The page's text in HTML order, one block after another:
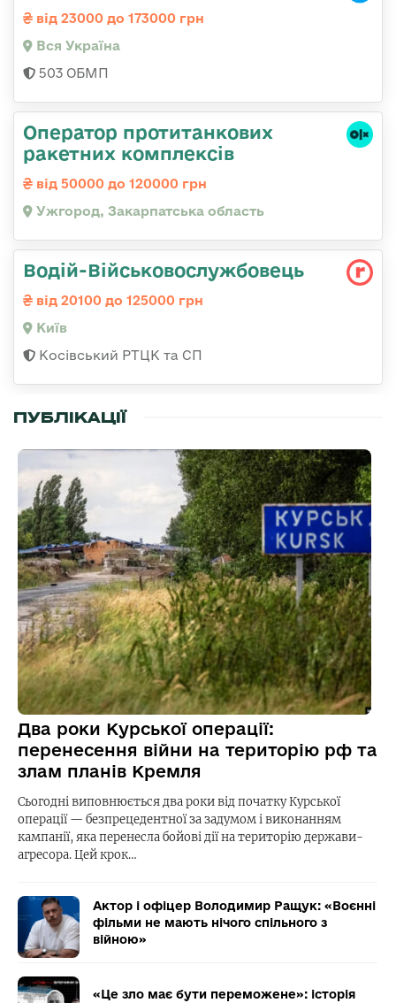
від 23000 до 173000 грн
Вся Україна
503 ОБМП
Оператор протитанкових
ракетних комплексів
від 50000 до 120000 грн
Ужгород, Закарпатська область
Водій-Військовослужбовець
від 20100 до 125000 грн
Київ
Косівський РТЦК та СП
ПУБЛІКАЦІЇ
Два роки Курської операції:
перенесення війни на територію рф та
злам планів Кремля
Сьогодні виповнюється два роки від початку Курської
операції — безпрецедентної за задумом і виконанням
кампанії, яка перенесла бойові дії на територію держави-
агресора. Цей крок…
Актор і офіцер Володимир Ращук: «Воєнні
фільми не мають нічого спільного з
війною»
«Це зло має бути переможене»: історія